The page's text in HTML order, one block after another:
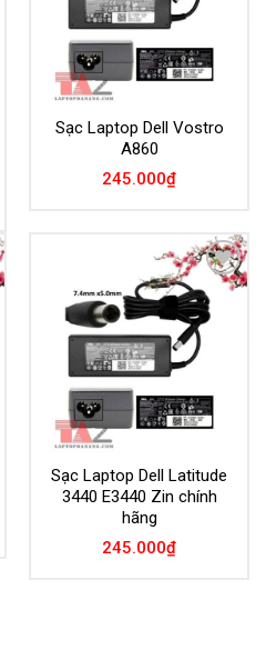
Sạc Laptop Dell Vostro
A860
245.000₫
Add to
Wishlist
Sạc Laptop Dell Latitude
3440 E3440 Zin chính
hãng
245.000₫